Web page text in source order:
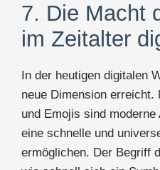
7. Die Macht
im Zeitalter
In der heutigen digitalen
neue Dimension
und Emojis sind
eine schnelle und
ermöglichen. Der Begriff